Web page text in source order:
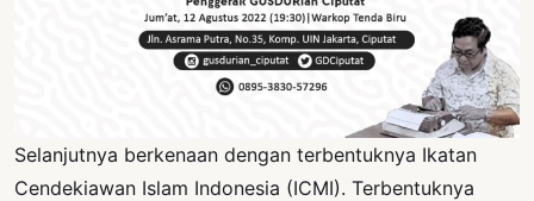
Selanjutnya berkenaan dengan terbentuknya Ikatan
Cendekiawan Islam Indonesia (ICMI). Terbentuknya